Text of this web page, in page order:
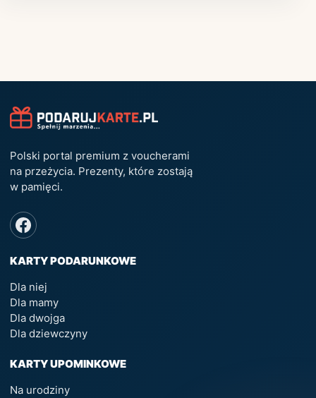
Polski portal premium z voucherami
na przeżycia. Prezenty, które zostają
w pamięci.
KARTY PODARUNKOWE
Dla niej
Dla mamy
Dla dwojga
Dla dziewczyny
KARTY UPOMINKOWE
Na urodziny